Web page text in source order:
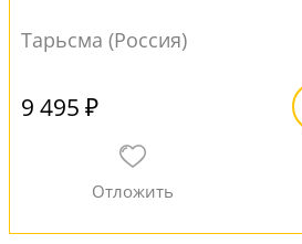
Тарьсма (Россия)
9 495 ₽